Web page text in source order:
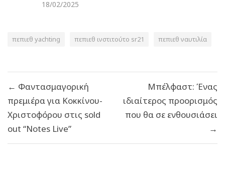
18/02/2025
πεπιεθ yachting πεπιεθ ινστιτούτο sr21 πεπιεθ ναυτιλία
άρθρων
← Φαντασμαγορική
πρεμιέρα για Κοκκίνου-
Χριστοφόρου στις sold
out “Notes Live”
Μπέλφαστ: Ένας
ιδιαίτερος προορισμός
που θα σε ενθουσιάσει
→